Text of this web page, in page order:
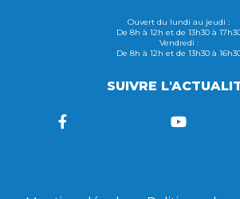
Ouvert du lundi au jeudi :
De 8h à 12h et de 13h30 à
Vendredi :
De 8h à 12h et de 13h30 à
SUIVRE